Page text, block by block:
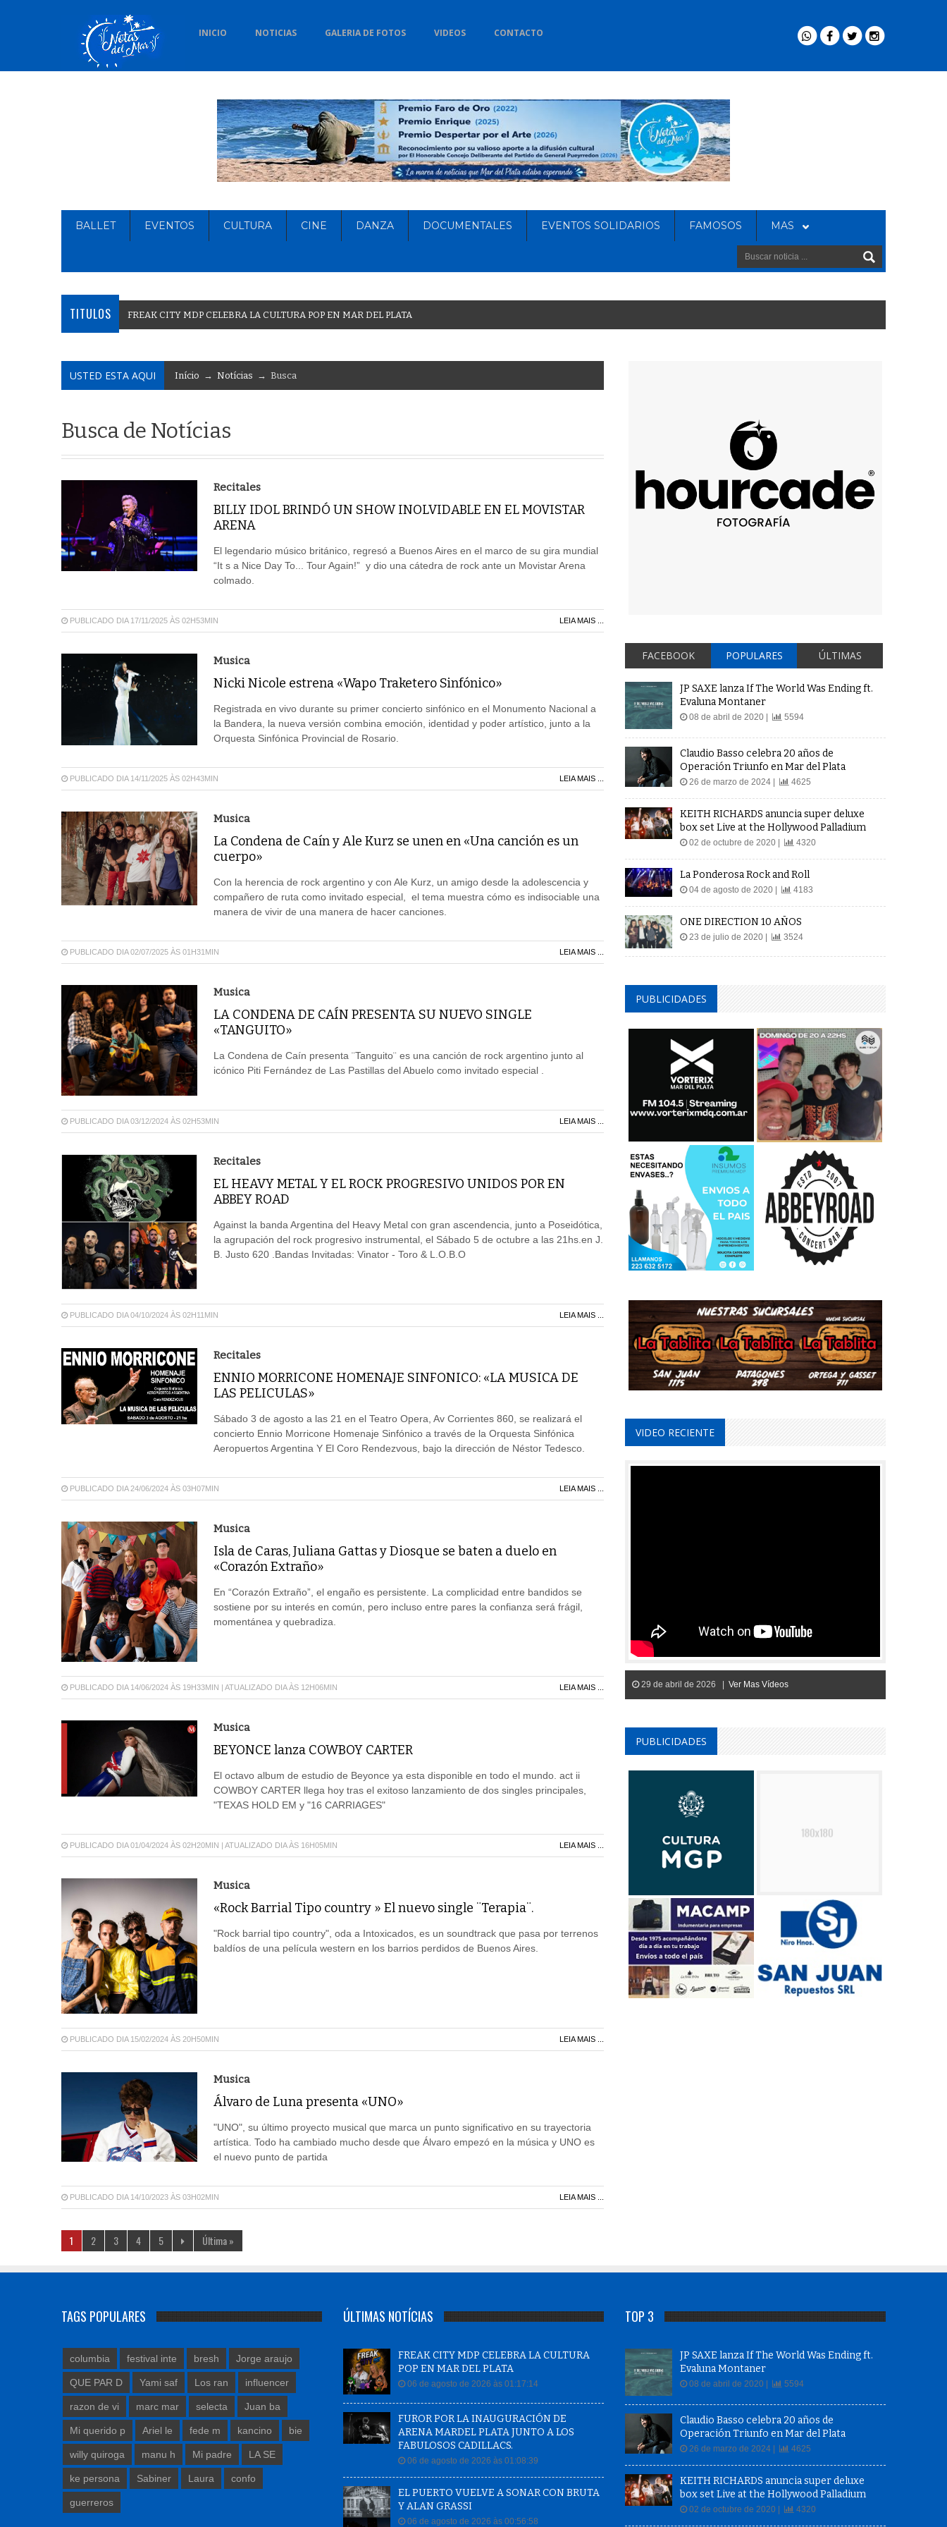
INICIO NOTICIAS GALERIA DE FOTOS VIDEOS CONTACTO
BALLET EVENTOS CULTURA CINE DANZA DOCUMENTALES EVENTOS SOLIDARIOS FAMOSOS MAS
TITULOS FREAK CITY MDP CELEBRA LA CULTURA POP EN MAR DEL PLATA
USTED ESTA AQUI Início → Notícias → Busca
Busca de Notícias
Recitales
BILLY IDOL BRINDÓ UN SHOW INOLVIDABLE EN EL MOVISTAR
ARENA
El legendario músico británico, regresó a Buenos Aires en el marco de su gira mundial
“It s a Nice Day To... Tour Again!” y dio una cátedra de rock ante un Movistar Arena
colmado.
PUBLICADO DIA 17/11/2025 ÀS 02H53MIN LEIA MAIS ...
Musica
Nicki Nicole estrena «Wapo Traketero Sinfónico»
Registrada en vivo durante su primer concierto sinfónico en el Monumento Nacional a
la Bandera, la nueva versión combina emoción, identidad y poder artístico, junto a la
Orquesta Sinfónica Provincial de Rosario.
PUBLICADO DIA 14/11/2025 ÀS 02H43MIN LEIA MAIS ...
Musica
La Condena de Caín y Ale Kurz se unen en «Una canción es un
cuerpo»
Con la herencia de rock argentino y con Ale Kurz, un amigo desde la adolescencia y
compañero de ruta como invitado especial, el tema muestra cómo es indisociable una
manera de vivir de una manera de hacer canciones.
PUBLICADO DIA 02/07/2025 ÀS 01H31MIN LEIA MAIS ...
Musica
LA CONDENA DE CAÍN PRESENTA SU NUEVO SINGLE
«TANGUITO»
La Condena de Caín presenta ¨Tanguito¨ es una canción de rock argentino junto al
icónico Piti Fernández de Las Pastillas del Abuelo como invitado especial .
PUBLICADO DIA 03/12/2024 ÀS 02H53MIN LEIA MAIS ...
Recitales
EL HEAVY METAL Y EL ROCK PROGRESIVO UNIDOS POR EN
ABBEY ROAD
Against la banda Argentina del Heavy Metal con gran ascendencia, junto a Poseidótica,
la agrupación del rock progresivo instrumental, el Sábado 5 de octubre a las 21hs.en J.
B. Justo 620 .Bandas Invitadas: Vinator - Toro & L.O.B.O
PUBLICADO DIA 04/10/2024 ÀS 02H11MIN LEIA MAIS ...
Recitales
ENNIO MORRICONE HOMENAJE SINFONICO: «LA MUSICA DE
LAS PELICULAS»
Sábado 3 de agosto a las 21 en el Teatro Opera, Av Corrientes 860, se realizará el
concierto Ennio Morricone Homenaje Sinfónico a través de la Orquesta Sinfónica
Aeropuertos Argentina Y El Coro Rendezvous, bajo la dirección de Néstor Tedesco.
PUBLICADO DIA 24/06/2024 ÀS 03H07MIN LEIA MAIS ...
Musica
Isla de Caras, Juliana Gattas y Diosque se baten a duelo en
«Corazón Extraño»
En “Corazón Extraño”, el engaño es persistente. La complicidad entre bandidos se
sostiene por su interés en común, pero incluso entre pares la confianza será frágil,
momentánea y quebradiza.
PUBLICADO DIA 14/06/2024 ÀS 19H33MIN | ATUALIZADO DIA ÀS 12H06MIN LEIA MAIS ...
Musica
BEYONCE lanza COWBOY CARTER
El octavo album de estudio de Beyonce ya esta disponible en todo el mundo. act ii
COWBOY CARTER llega hoy tras el exitoso lanzamiento de dos singles principales,
"TEXAS HOLD EM y "16 CARRIAGES"
PUBLICADO DIA 01/04/2024 ÀS 02H20MIN | ATUALIZADO DIA ÀS 16H05MIN LEIA MAIS ...
Musica
«Rock Barrial Tipo country » El nuevo single ¨Terapia¨.
"Rock barrial tipo country", oda a Intoxicados, es un soundtrack que pasa por terrenos
baldíos de una película western en los barrios perdidos de Buenos Aires.
PUBLICADO DIA 15/02/2024 ÀS 20H50MIN LEIA MAIS ...
Musica
Álvaro de Luna presenta «UNO»
"UNO", su último proyecto musical que marca un punto significativo en su trayectoria
artística. Todo ha cambiado mucho desde que Álvaro empezó en la música y UNO es
el nuevo punto de partida
PUBLICADO DIA 14/10/2023 ÀS 03H02MIN LEIA MAIS ...
1 2 3 4 5 Última »
FACEBOOK POPULARES ÚLTIMAS
JP SAXE lanza If The World Was Ending ft.
Evaluna Montaner
08 de abril de 2020 | 5594
Claudio Basso celebra 20 años de
Operación Triunfo en Mar del Plata
26 de marzo de 2024 | 4625
KEITH RICHARDS anuncia super deluxe
box set Live at the Hollywood Palladium
02 de octubre de 2020 | 4320
La Ponderosa Rock and Roll
04 de agosto de 2020 | 4183
ONE DIRECTION 10 AÑOS
23 de julio de 2020 | 3524
PUBLICIDADES
VIDEO RECIENTE
29 de abril de 2026 | Ver Mas Vídeos
PUBLICIDADES
TAGS POPULARES
columbia festival inte bresh Jorge araujo
QUE PAR D Yami saf Los ran influencer
razon de vi marc mar selecta Juan ba
Mi querido p Ariel le fede m kancino bie
willy quiroga manu h Mi padre LA SE
ke persona Sabiner Laura confo
guerreros
ÚLTIMAS NOTÍCIAS
FREAK CITY MDP CELEBRA LA CULTURA
POP EN MAR DEL PLATA
06 de agosto de 2026 às 01:17:14
FUROR POR LA INAUGURACIÓN DE
ARENA MARDEL PLATA JUNTO A LOS
FABULOSOS CADILLACS.
06 de agosto de 2026 às 01:08:39
EL PUERTO VUELVE A SONAR CON BRUTA
Y ALAN GRASSI
06 de agosto de 2026 às 00:56:58
TOP 3
JP SAXE lanza If The World Was Ending ft.
Evaluna Montaner
08 de abril de 2020 | 5594
Claudio Basso celebra 20 años de
Operación Triunfo en Mar del Plata
26 de marzo de 2024 | 4625
KEITH RICHARDS anuncia super deluxe
box set Live at the Hollywood Palladium
02 de octubre de 2020 | 4320